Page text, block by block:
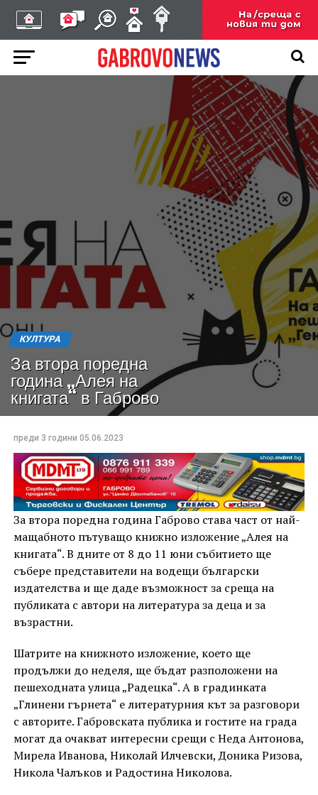
КУЛТУРА
За втора поредна
година „Алея на
книгата“ в Габрово
преди 3 години 05.06.2023
За втора поредна година Габрово става част от най-
мащабното пътуващо книжно изложение „Алея на
книгата“. В дните от 8 до 11 юни събитието ще
събере представители на водещи български
издателства и ще даде възможност за среща на
публиката с автори на литература за деца и за
възрастни.
Шатрите на книжното изложение, което ще
продължи до неделя, ще бъдат разположени на
пешеходната улица „Радецка“. А в градинката
„Глинени гърнета“ е литературния кът за разговори
с авторите. Габровската публика и гостите на града
могат да очакват интересни срещи с Неда Антонова,
Мирела Иванова, Николай Илчевски, Доника Ризова,
Никола Чалъков и Радостина Николова.